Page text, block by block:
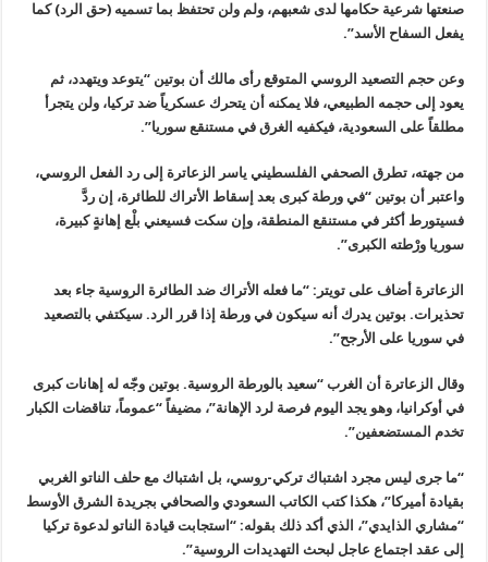
صنعتها شرعية حكامها لدى شعبهم، ولم ولن تحتفظ بما تسميه (حق الرد) كما
يفعل السفاح الأسد”.
وعن حجم التصعيد الروسي المتوقع رأى مالك أن بوتين “يتوعد ويتهدد، ثم
يعود إلى حجمه الطبيعي، فلا يمكنه أن يتحرك عسكرياً ضد تركيا، ولن يتجرأ
مطلقاً على السعودية، فيكفيه الغرق في مستنقع سوريا”.
من جهته، تطرق الصحفي الفلسطيني ياسر الزعاترة إلى رد الفعل الروسي،
واعتبر أن بوتين “في ورطة كبرى بعد إسقاط الأتراك للطائرة، إن ردَّ
فسيتورط أكثر في مستنقع المنطقة، وإن سكت فسيعني بلْع إهانةٍ كبيرة،
سوريا ورْطته الكبرى”.
الزعاترة أضاف على تويتر: “ما فعله الأتراك ضد الطائرة الروسية جاء بعد
تحذيرات. بوتين يدرك أنه سيكون في ورطة إذا قرر الرد. سيكتفي بالتصعيد
في سوريا على الأرجح”.
وقال الزعاترة أن الغرب “سعيد بالورطة الروسية. بوتين وجّه له إهانات كبرى
في أوكرانيا، وهو يجد اليوم فرصة لرد الإهانة”، مضيفاً “عموماً، تناقضات الكبار
تخدم المستضعفين”.
“ما جرى ليس مجرد اشتباك تركي-روسي، بل اشتباك مع حلف الناتو الغربي
بقيادة أميركا”، هكذا كتب الكاتب السعودي والصحافي بجريدة الشرق الأوسط
“مشاري الذايدي”، الذي أكد ذلك بقوله: “ استجابت قيادة الناتو لدعوة تركيا
إلى عقد اجتماع عاجل لبحث التهديدات الروسية”.